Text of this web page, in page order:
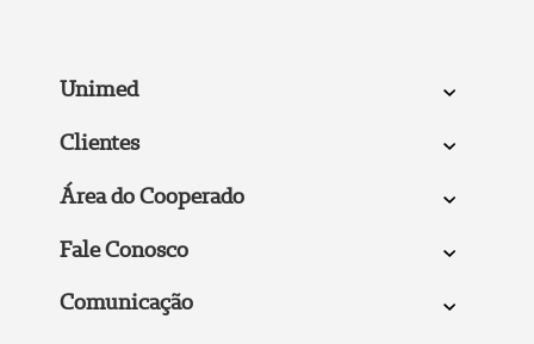
Unimed
Clientes
Área do Cooperado
Fale Conosco
Comunicação